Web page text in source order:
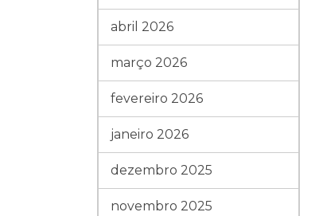
abril 2026
março 2026
fevereiro 2026
janeiro 2026
dezembro 2025
novembro 2025